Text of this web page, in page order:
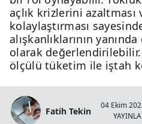
açlık krizlerini
kolaylaştırması
alışkanlıklarının
olarak
ölçülü tüketim ile iştah
Fatih Tekin
04 Ekim